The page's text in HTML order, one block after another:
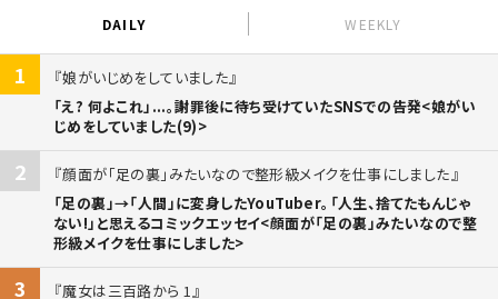
DAILY WEEKLY
1
娘がいじめをしていました
「え? 何よこれ」...。謝罪後に待ち受けていたSNSでの告発<娘がい
じめをしていました(9)>
2
顔面が「足の裏」みたいなので整形級メイクを仕事にしました
「足の裏」→「人間」に変身したYouTuber。「人生、捨てたもんじゃ
ない!」と思えるコミックエッセイ<顔面が「足の裏」みたいなので整
形級メイクを仕事にしました>
3
魔女は三百路から 1